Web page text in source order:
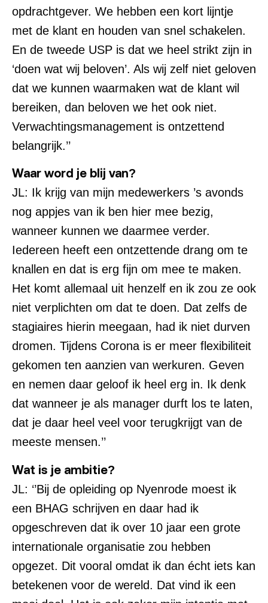
opdrachtgever. We hebben een kort lijntje
met de klant en houden van snel schakelen.
En de tweede USP is dat we heel strikt zijn in
‘doen wat wij beloven’. Als wij zelf niet geloven
dat we kunnen waarmaken wat de klant wil
bereiken, dan beloven we het ook niet.
Verwachtingsmanagement is ontzettend
belangrijk.’’
Waar word je blij van?
JL: Ik krijg van mijn medewerkers ’s avonds
nog appjes van ik ben hier mee bezig,
wanneer kunnen we daarmee verder.
Iedereen heeft een ontzettende drang om te
knallen en dat is erg fijn om mee te maken.
Het komt allemaal uit henzelf en ik zou ze ook
niet verplichten om dat te doen. Dat zelfs de
stagiaires hierin meegaan, had ik niet durven
dromen. Tijdens Corona is er meer flexibiliteit
gekomen ten aanzien van werkuren. Geven
en nemen daar geloof ik heel erg in. Ik denk
dat wanneer je als manager durft los te laten,
dat je daar heel veel voor terugkrijgt van de
meeste mensen.’’
Wat is je ambitie?
JL: ‘’Bij de opleiding op Nyenrode moest ik
een BHAG schrijven en daar had ik
opgeschreven dat ik over 10 jaar een grote
internationale organisatie zou hebben
opgezet. Dit vooral omdat ik dan écht iets kan
betekenen voor de wereld. Dat vind ik een